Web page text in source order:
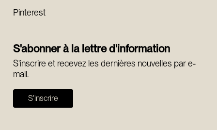
Pinterest
S'abonner à la lettre d'information
S'inscrire et recevez les dernières nouvelles par e-
mail.
S'inscrire